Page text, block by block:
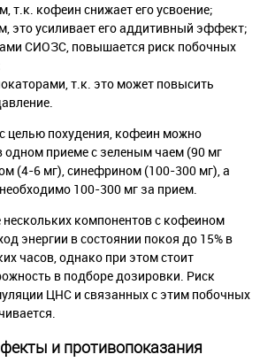
т.к. кофеин снижает его усвоение;
это усиливает его аддитивный эффект;
СИОЗС, повышается риск побочных
т.к. это может повысить
целью похудения, кофеин можно
одном приеме с зеленым чаем (90 мг
(4-6 мг), синефрином (100-300 мг), а
100-300 мг за прием.
компонентов с кофеином
энергии в состоянии покоя до 15% в
часов, однако при этом стоит
в подборе дозировки. Риск
ЦНС и связанных с этим побочных
и противопоказания